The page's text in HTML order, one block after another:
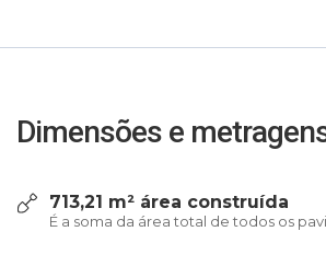
Dimensões e
713,21 m² área construída
É a soma da área total de todos os